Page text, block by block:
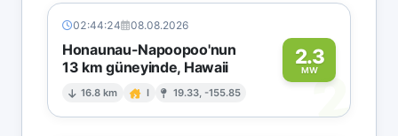
02:44:24 08.08.2026
Honaunau-Napoopoo'nun
13 km güneyinde, Hawaii
16.8 km I 19.33, -155.85
2.3
MW2